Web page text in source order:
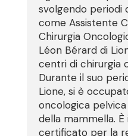
svolgendo periodi
come Assistente
Chirurgia
Léon Bérard di
centri di chirurgia
Durante il suo
Lione, si è
oncologica
della mammella.
certificato per la